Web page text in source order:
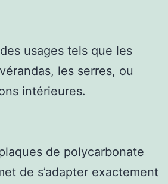
usages tels que les
les serres, ou
intérieures.
de polycarbonate
de s’adapter exactement